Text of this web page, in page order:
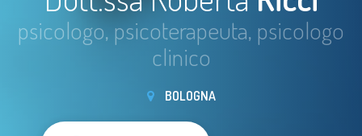
psicologo, psicoterapeuta, psicologo
clinico
BOLOGNA